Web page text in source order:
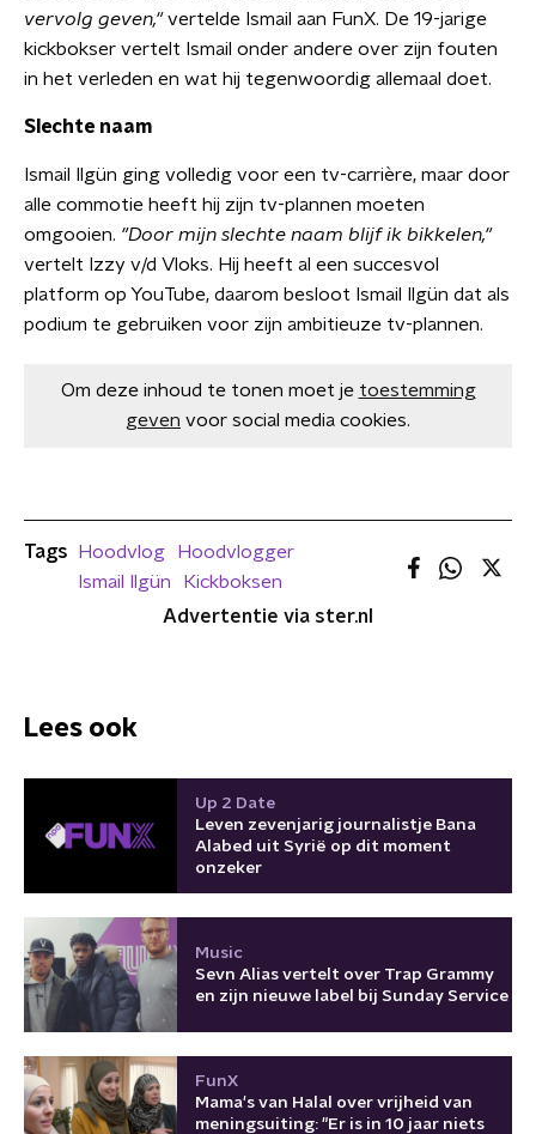
vervolg geven,"vertelde Ismail aan FunX. De 19-jarige
kickbokser vertelt Ismail onder andere over zijn fouten
in het verleden en wat hij tegenwoordig allemaal doet.
Slechte naam
Ismail Ilgün ging volledig voor een tv-carrière, maar door
alle commotie heeft hij zijn tv-plannen moeten
omgooien. "Door mijn slechte naam blijf ik bikkelen,"
vertelt Izzy v/d Vloks. Hij heeft al een succesvol
platform op YouTube, daarom besloot Ismail Ilgün dat als
podium te gebruiken voor zijn ambitieuze tv-plannen.
Om deze inhoud te tonen moet je toestemming
geven voor social media cookies.
Tags Hoodvlog
Hoodvlogger
Ismail Ilgün
Kickboksen
Advertentie via ster.nl
Lees ook
Up 2 Date
Leven zevenjarig journalistje Bana
Alabed uit Syrië op dit moment
onzeker
Music
Sevn Alias vertelt over Trap Grammy
en zijn nieuwe label bij Sunday Service
FunX
Mama's van Halal over vrijheid van
meningsuiting: "Er is in 10 jaar niets